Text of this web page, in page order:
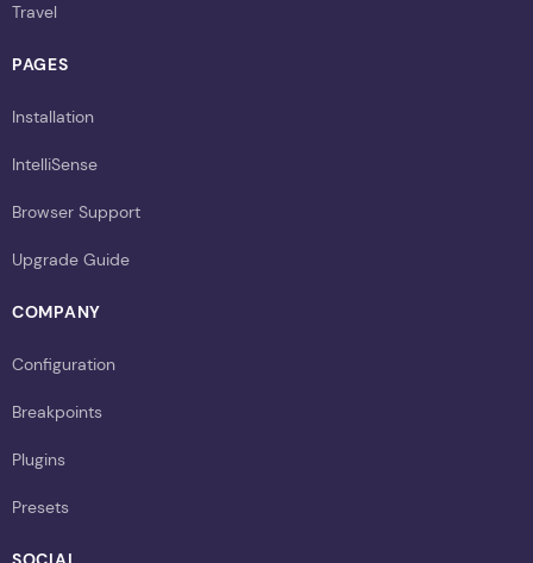
Travel
PAGES
Installation
IntelliSense
Browser Support
Upgrade Guide
COMPANY
Configuration
Breakpoints
Plugins
Presets